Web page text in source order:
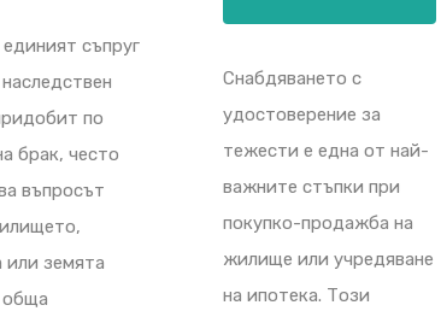
съпруг
по
брак, често
въпросът
или земята
обща
Снабдяването с
удостоверение за
тежести е една от най-
важните стъпки при
покупко-продажба на
жилище или учредяване
на ипотека. Този